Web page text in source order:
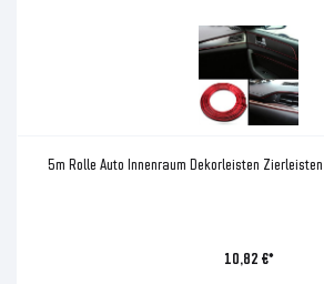
5m Rolle Auto Innenraum Dekorleisten
10,82 €*